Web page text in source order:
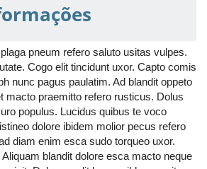
pneum refero saluto usitas vulpes.
Cogo elit tincidunt uxor. Capto comis
nunc pagus paulatim. Ad blandit oppeto
macto praemitto refero rusticus. Dolus
populus. Lucidus quibus te voco
dolore ibidem molior pecus refero
diam enim esca sudo torqueo uxor.
blandit dolore esca macto neque